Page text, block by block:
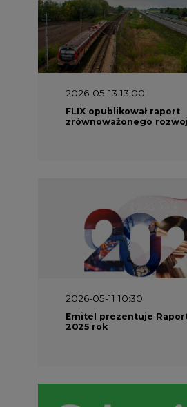
2026-05-13 13:00
FLIX opublikował raport
zrównoważonego
2026-05-11 10:30
Emitel prezentuje Raport
2025 rok